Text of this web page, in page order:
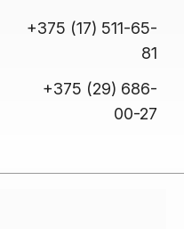
+375 (17) 511-65-
81
+375 (29) 686-
00-27